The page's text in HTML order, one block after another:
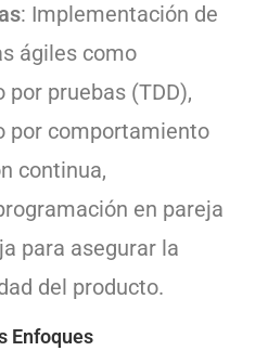
: Implementación de
ágiles como
pruebas (TDD),
por comportamiento
continua,
en pareja
para asegurar la
del producto.
Enfoques